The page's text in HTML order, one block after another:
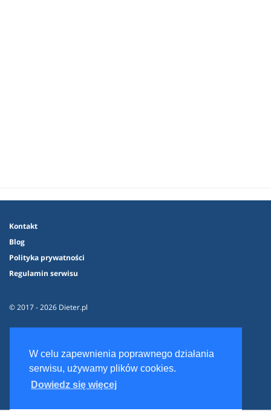
W celu zapewnienia poprawnego działania
serwisu, używamy plików cookies.
Dowiedz się więcej
Kontakt
Blog
Polityka prywatności
Regulamin serwisu
© 2017 - 2026 Dieter.pl